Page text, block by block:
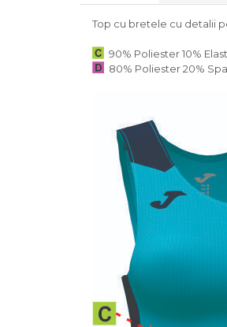
Top cu bretele cu detalii
90% Poliester 10%
80% Poliester 20%